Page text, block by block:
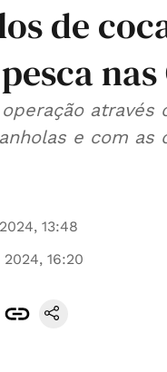
de
e com
13:48
16:20